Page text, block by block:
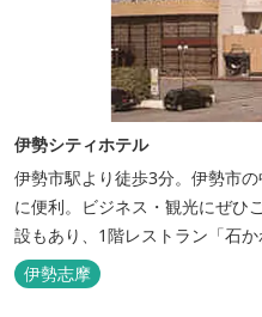
伊勢シティホテル
伊勢市駅より徒歩3分。伊勢市
に便利。ビジネス・観光にぜひ
設もあり、1階レストラン「石
ただけます。
伊勢志摩